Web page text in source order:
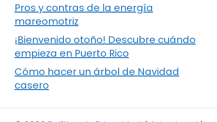
Pros y contras de la energía
mareomotriz
¡Bienvenido otoño! Descubre cuándo
empieza en Puerto Rico
Cómo hacer un árbol de Navidad
casero